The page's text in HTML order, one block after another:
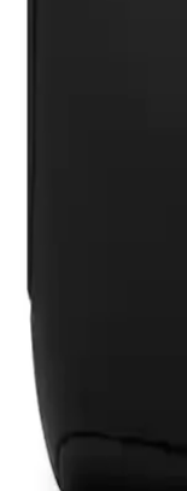
HP 255 G8, güçlü
işleri için ideal,
Performans ve
Samsung
Kırılmaz Esnek
Samsung Galaxy Tab
koruyucu, yüksek
uygulama ve göz
Asfal Apple
Detaylı
Asfal markasının
seçenekleriyle yüksek
sunarak kullanım
Mark Ryden
Omuz Çantası